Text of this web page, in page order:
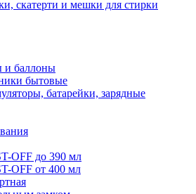
скатерти и мешки для стирки
и баллоны
бытовые
батарейки, зарядные
OFF до 390 мл
OFF от 400 мл